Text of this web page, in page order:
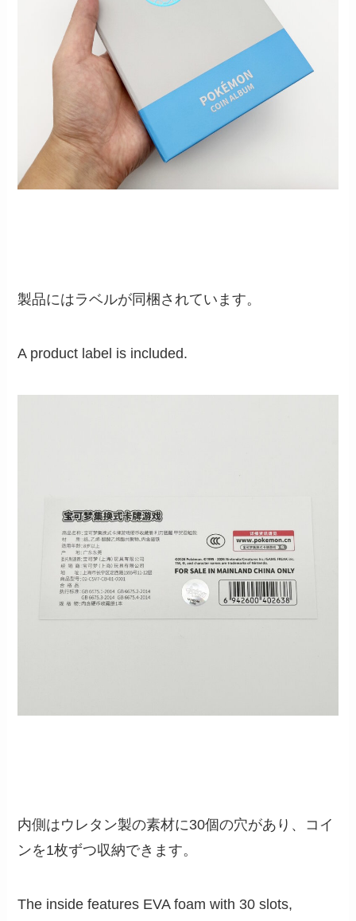
製品にはラベルが同梱されています。
A product label is included.
内側はウレタン製の素材に30個の穴があり、コイ
ンを1枚ずつ収納できます。
The inside features EVA foam with 30 slots,